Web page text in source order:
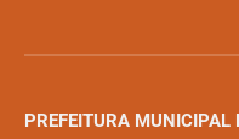
PREFEITURA MUNICIPAL